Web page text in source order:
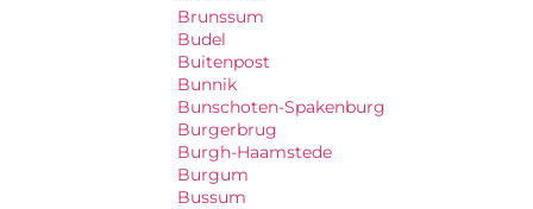
Brunssum
Budel
Buitenpost
Bunnik
Bunschoten-Spakenburg
Burgerbrug
Burgh-Haamstede
Burgum
Bussum